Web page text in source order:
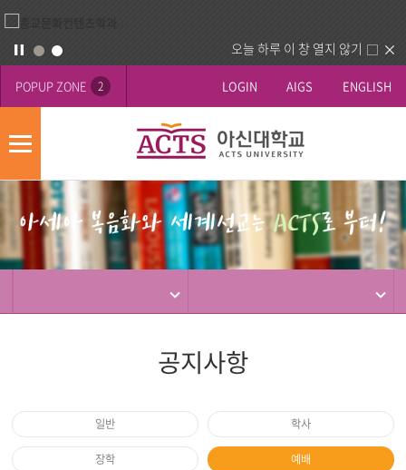
오늘 하루 이 창 열지 않기
POPUP ZONE 2 LOGIN AIGS ENGLISH
모
메
뉴
역
공지사항
일반 학사
장학 예배